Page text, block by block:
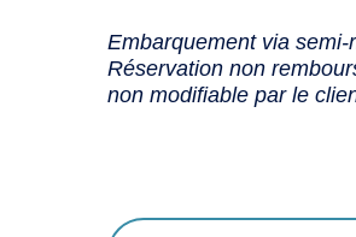
Embarquement via semi-
Réservation non
non modifiable par le